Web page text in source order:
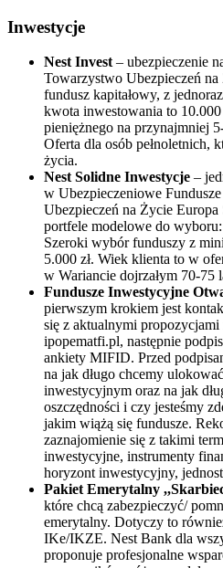
Inwestycje
Nest Invest – ubezpieczenie
Towarzystwo Ubezpieczeń
fundusz kapitałowy, z
kwota inwestowania to
pieniężnego na przynajmniej
Oferta dla osób pełnoletnich,
życia.
Nest Solidne Inwestycje –
w Ubezpieczeniowe
Ubezpieczeń na Życie
portfele modelowe do
Szeroki wybór funduszy z
5.000 zł. Wiek klienta to w
w Wariancie dojrzałym 70-75
Fundusze Inwestycyjne
pierwszym krokiem jest
się z aktualnymi propozycjami
ipopematfi.pl, następnie
ankiety MIFID. Przed
na jak długo chcemy
inwestycyjnym oraz na jak
oszczędności i czy jesteśmy
jakim wiążą się fundusze.
zaznajomienie się z takimi
inwestycyjne, instrumenty
horyzont inwestycyjny,
Pakiet Emerytalny
które chcą zabezpieczyć/
emerytalny. Dotyczy to
IKe/IKZE. Nest Bank dla
proponuje profesjonalne